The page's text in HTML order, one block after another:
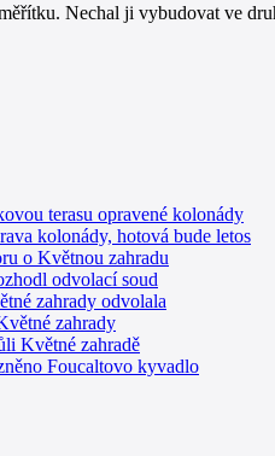
Nechal ji vybudovat ve
terasu opravené kolonády
kolonády, hotová bude letos
o Květnou zahradu
odvolací soud
zahrady odvolala
zahrady
Květné zahradě
Foucaltovo kyvadlo